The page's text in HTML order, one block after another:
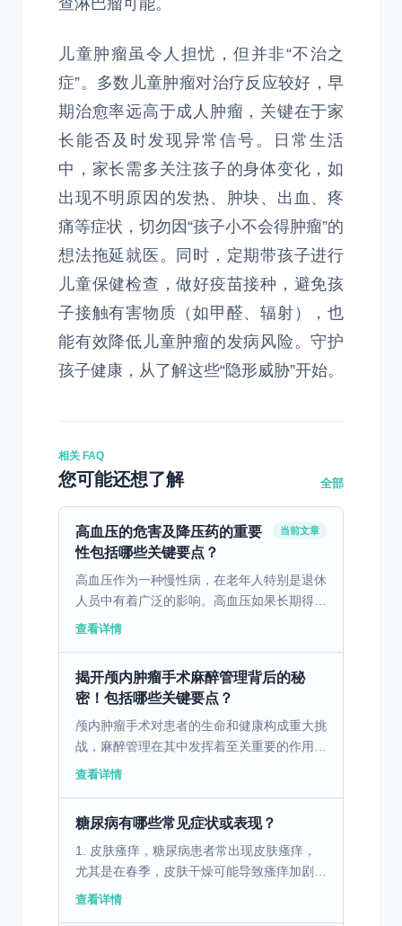
查淋巴瘤可能。
儿童肿瘤虽令人担忧，但并非“不治之
症”。多数儿童肿瘤对治疗反应较好，早
期治愈率远高于成人肿瘤，关键在于家
长能否及时发现异常信号。日常生活
中，家长需多关注孩子的身体变化，如
出现不明原因的发热、肿块、出血、疼
痛等症状，切勿因“孩子小不会得肿瘤”的
想法拖延就医。同时，定期带孩子进行
儿童保健检查，做好疫苗接种，避免孩
子接触有害物质（如甲醛、辐射），也
能有效降低儿童肿瘤的发病风险。守护
孩子健康，从了解这些“隐形威胁”开始。
相关 FAQ
您可能还想了解 全部
高血压的危害及降压药的重要
性包括哪些关键要点？
当前文章
高血压作为一种慢性病，在老年人特别是退休
人员中有着广泛的影响。高血压如果长期得不
到有效控制，可能导致多种严重的心脏病和脑
查看详情
揭开颅内肿瘤手术麻醉管理背后的秘
密！包括哪些关键要点？
颅内肿瘤手术对患者的生命和健康构成重大挑
战，麻醉管理在其中发挥着至关重要的作用。
一、颅内肿瘤手术麻醉的基本要求 进行颅内
查看详情
糖尿病有哪些常见症状或表现？
1. 皮肤瘙痒，糖尿病患者常出现皮肤瘙痒，
尤其是在春季，皮肤干燥可能导致瘙痒加剧。
瘙痒多发生在四肢，尤其是小腿和足部。 2.
查看详情